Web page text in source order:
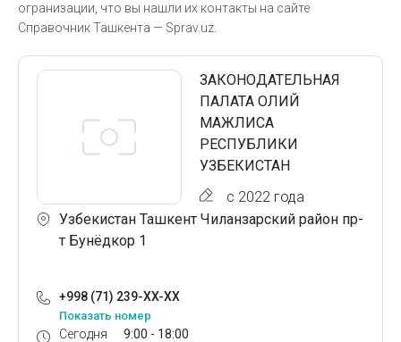
огранизации, что вы нашли их контакты на сайте
Справочник Ташкента — Sprav.uz.
ЗАКОНОДАТЕЛЬНАЯ
ПАЛАТА ОЛИЙ
МАЖЛИСА
РЕСПУБЛИКИ
УЗБЕКИСТАН
с 2022 года
Узбекистан Ташкент Чиланзарский район пр-
т Бунёдкор 1
+998 (71) 239-XX-XX
Показать номер
Сегодня
9:00 - 18:00